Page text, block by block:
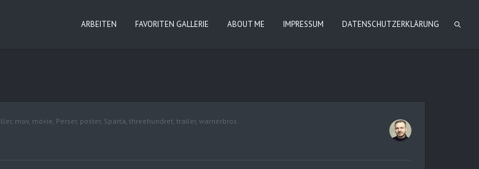
ARBEITEN FAVORITEN GALLERIE ABOUT ME IMPRESSUM DATENSCHUTZERKLÄRUNG
, mov, movie, Perser, poster, Sparta, threehundret, trailer, warnerbros